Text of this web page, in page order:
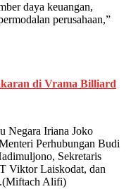
daya keuangan,
perusahaan,”
di Vrama Billiard
Negara Iriana Joko
Perhubungan Budi
Sekretaris
Viktor Laiskodat, dan
Alifi)